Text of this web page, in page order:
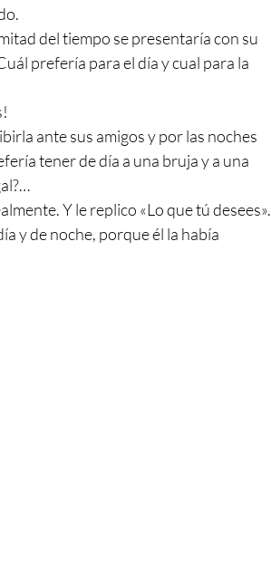
del tiempo se presentaría con su
prefería para el día y cual para la
ante sus amigos y por las noches
tener de día a una bruja y a una
Y le replico «Lo que tú desees».
y de noche, porque él la había